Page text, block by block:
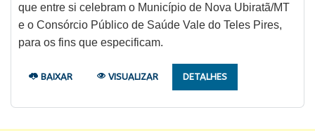
que entre si celebram o Município de Nova Ubiratã/MT
e o Consórcio Público de Saúde Vale do Teles Pires,
para os fins que especificam.
BAIXAR VISUALIZAR DETALHES